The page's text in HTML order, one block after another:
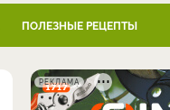
ПОЛЕЗНЫЕ РЕЦЕПТЫ
РЕКЛАМА